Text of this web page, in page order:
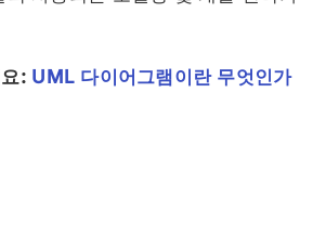
: UML 다이어그램이란 무엇인가